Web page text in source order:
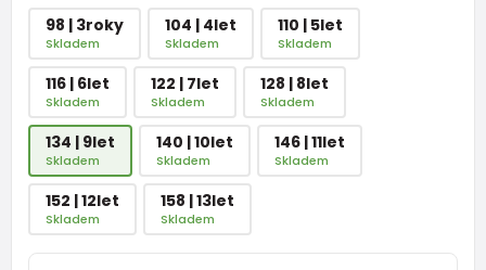
98 | 3roky
Skladem
104 | 4let
Skladem
110 | 5let
Skladem
116 | 6let
Skladem
122 | 7let
Skladem
128 | 8let
Skladem
134 | 9let
Skladem
140 | 10let
Skladem
146 | 11let
Skladem
152 | 12let
Skladem
158 | 13let
Skladem